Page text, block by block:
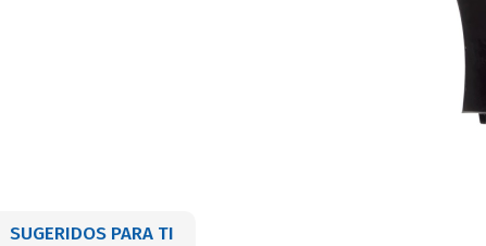
SUGERIDOS PARA TI